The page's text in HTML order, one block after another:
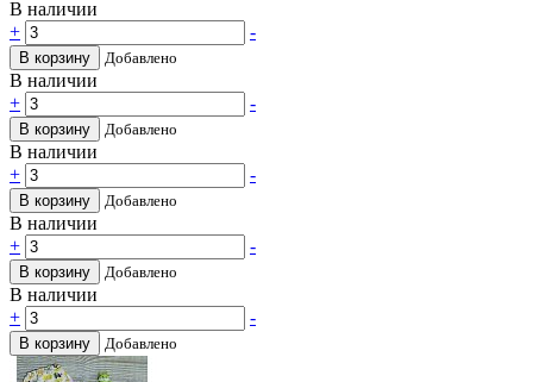
В наличии
+
-
В корзину Добавлено
В наличии
+
-
В корзину Добавлено
В наличии
+
-
В корзину Добавлено
В наличии
+
-
В корзину Добавлено
В наличии
+
-
В корзину Добавлено